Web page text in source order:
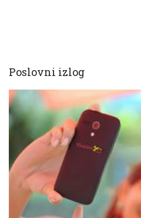
Poslovni izlog